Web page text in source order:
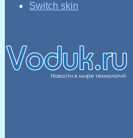
Switch skin